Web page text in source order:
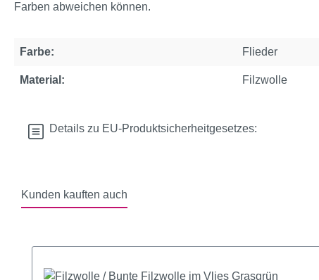
Farben abweichen können.
Farbe: Flieder
Material: Filzwolle
Details zu EU-Produktsicherheitgesetzes:
Kunden kauften auch